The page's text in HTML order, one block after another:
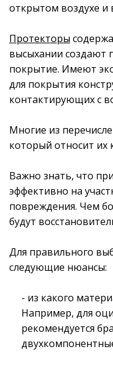
открытом воздухе и
Протекторы
высыхании создают
покрытие. Имеют
для покрытия
контактирующих с
Многие из
который относит их
Важно знать, что
эффективно на
повреждения. Чем
будут
Для правильного
следующие нюансы:
- из какого
Например, для
рекомендуется